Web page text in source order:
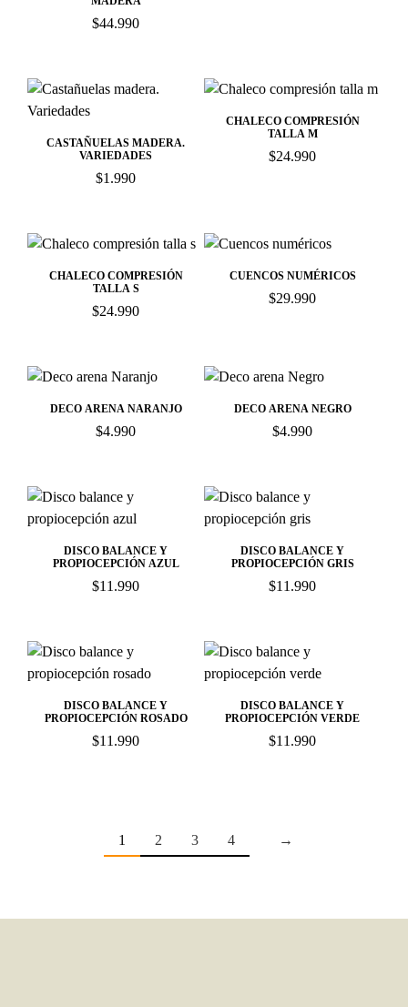
$44.990
CASTAÑUELAS MADERA.
VARIEDADES
$1.990
CHALECO COMPRESIÓN
TALLA M
$24.990
CHALECO COMPRESIÓN
TALLA S
$24.990
CUENCOS NUMÉRICOS
$29.990
DECO ARENA NARANJO
$4.990
DECO ARENA NEGRO
$4.990
DISCO BALANCE Y
PROPIOCEPCIÓN AZUL
$11.990
DISCO BALANCE Y
PROPIOCEPCIÓN GRIS
$11.990
DISCO BALANCE Y
PROPIOCEPCIÓN ROSADO
$11.990
DISCO BALANCE Y
PROPIOCEPCIÓN VERDE
$11.990
1 2 3 4 →